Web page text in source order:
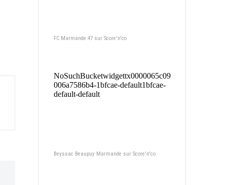
FC Marmande 47 sur Score'n'co
Beyssac Beaupuy Marmande sur Score'n'co